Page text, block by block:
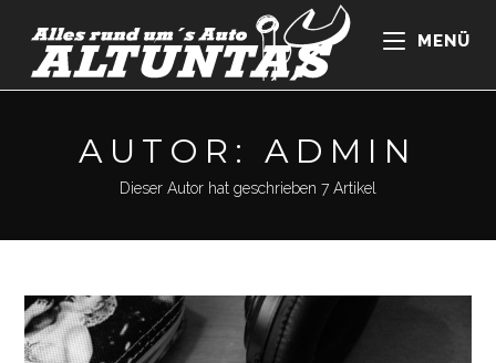
Inhalt
springen
MENÜ
AUTOR: ADMIN
Dieser Autor hat geschrieben 7 Artikel